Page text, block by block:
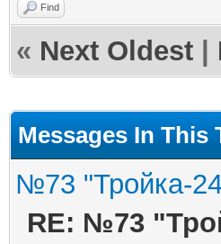
Find
« Next Oldest
Messages In This
№73 "Тройка-
RE: №73